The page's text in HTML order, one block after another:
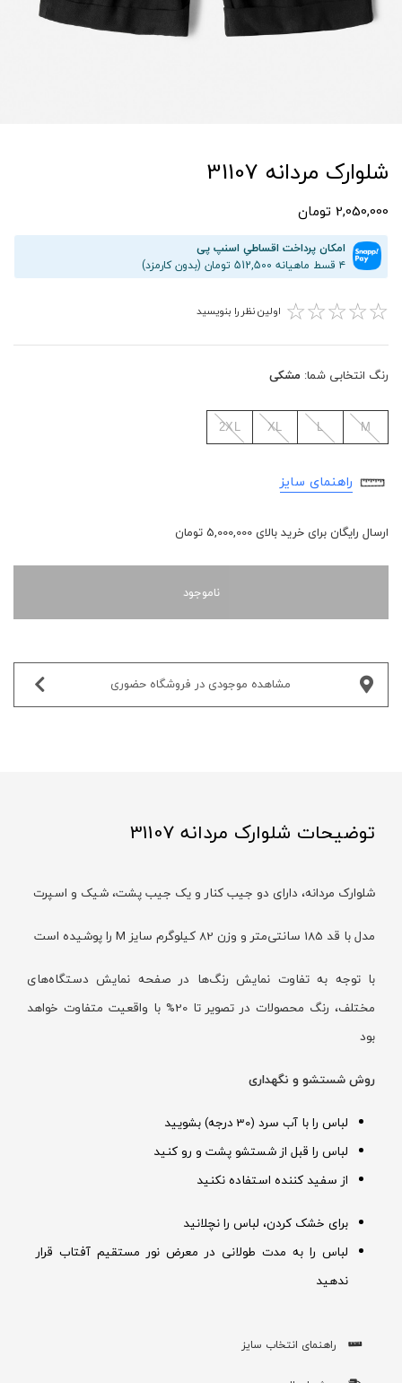
شلوارک مردانه 31107
2,050,000 تومان
امکان پرداخت اقساطیِ اسنپ پی
۴ قسط ماهیانه 512,500 تومان (بدون کارمزد)
☆
☆
☆
☆
☆ اولین نظر را بنویسید
رنگ انتخابی شما: مشکی
M
L
XL
2XL
راهنمای سایز
ارسال رایگان برای خرید بالای 5,000,000 تومان
ناموجود
مشاهده موجودی در فروشگاه حضوری‌
توضیحات شلوارک مردانه 31107
شلوارک مردانه، دارای دو جیب کنار و یک جیب پشت، شیک و اسپرت
مدل با قد 185 سانتی‌متر و وزن 82 کیلوگرم سایز M را پوشیده است
با توجه به تفاوت نمایش رنگ‌ها در صفحه نمایش دستگاه‌های
مختلف، رنگ محصولات در تصویر تا 20% با واقعیت متفاوت خواهد
بود
روش شستشو و نگهداری
لباس را با آب سرد (30 درجه) بشویید
لباس را قبل از شستشو پشت و رو کنید
از سفید کننده استفاده نکنید
برای خشک کردن، لباس را نچلانید
لباس را به مدت طولانی در معرض نور مستقیم آفتاب قرار
ندهید
راهنمای انتخاب سایز